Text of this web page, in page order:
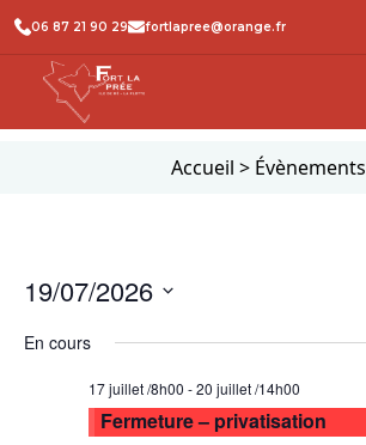
06 87 21 90 29 fortlapree@orange.fr
Accueil > Évènements
19/07/2026
une
En cours
17 juillet /8h00 -20 juillet /14h00
Fermeture – privatisation